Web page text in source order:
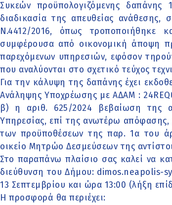
Συκεών προϋπολογιζόμενης
διαδικασία της απευθείας
Ν.4412/2016, όπως τροποποιήθηκε
συμφέρουσα από οικονομική άποψη
παρεχόμενων υπηρεσιών, εφόσον
που αναλύονται στο σχετικό τεύχος
Για την κάλυψη της δαπάνης έχει
Ανάληψης Υποχρέωσης με ΑΔΑΜ :
β) η αριθ. 625/2024 βεβαίωση της
Υπηρεσίας, επί της ανωτέρω
των προϋποθέσεων της παρ. 1α του
οικείο Μητρώο Δεσμεύσεων της
Στο παραπάνω πλαίσιο σας καλεί να
διεύθυνση του Δήμου: dimos.neapolis-
13 Σεπτεμβρίου και ώρα 13:00 (λήξη
Η προσφορά θα περιέχει: